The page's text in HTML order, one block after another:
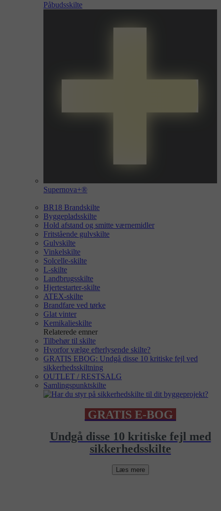
Påbudsskilte
Supernova+®
BR18 Brandskilte
Byggepladsskilte
Hold afstand og smitte værnemidler
Fritstående gulvskilte
Gulvskilte
Vinkelskilte
Solcelle-skilte
L-skilte
Landbrugsskilte
Hjertestarter-skilte
ATEX-skilte
Brandfare ved tørke
Glat vinter
Kemikalieskilte
Relaterede emner
Tilbehør til skilte
Hvorfor vælge efterlysende skilte?
GRATIS EBOG: Undgå disse 10 kritiske fejl ved
sikkerhedsskiltning
OUTLET / RESTSALG
Samlingspunktskilte
GRATIS E-BOG
Undgå disse 10 kritiske fejl med
sikkerhedsskilte
Læs mere